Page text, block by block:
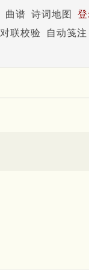
曲谱 诗词地图
对联校验
自动笺注